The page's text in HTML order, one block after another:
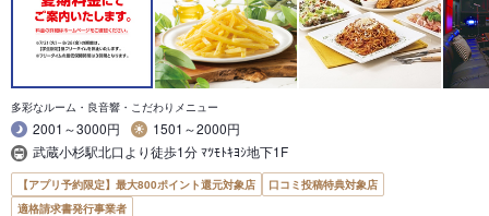
多彩なルーム・良音響・こだわりメニュー
2001～3000円
1501～2000円
武蔵小杉駅北口より徒歩1分 ﾏﾂﾓﾄｷﾖｼ地下1F
【アプリ予約限定】最大800ポイント還元対象店
口コミ投稿特典対象店
適格請求書発行事業者